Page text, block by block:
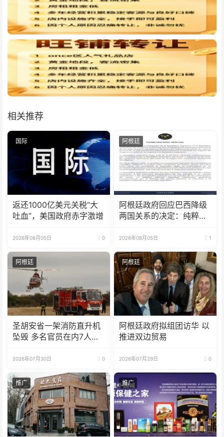
相关推荐
国际
返还1000亿美元关税“大
吐血”，美国政府赤字激增
2026年08月05日 0
阿根廷
阿根廷政府回应巴西降级
两国关系的决定：纯粹意
2026年08月05日 1
阿根廷
圣胡安省一架消防直升机
坠毁 多名官员在内7人遇
2026年07月30日 0
阿根廷
阿根廷政府拟组团访华 以
推进双边贸易
2026年07月29日 0
推广 推广